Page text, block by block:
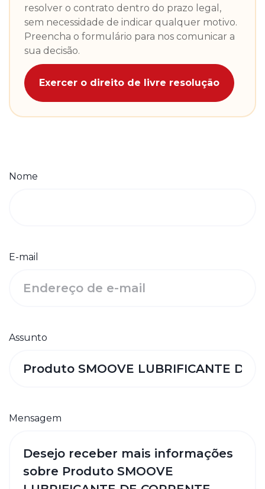
resolver o contrato dentro do prazo legal,
sem necessidade de indicar qualquer motivo.
Preencha o formulário para nos comunicar a
sua decisão.
Exercer o direito de livre resolução
Nome
E-mail
Assunto
Mensagem